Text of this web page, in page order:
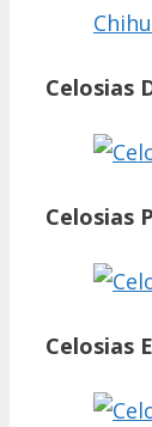
Celosias
Celosias
Celosias